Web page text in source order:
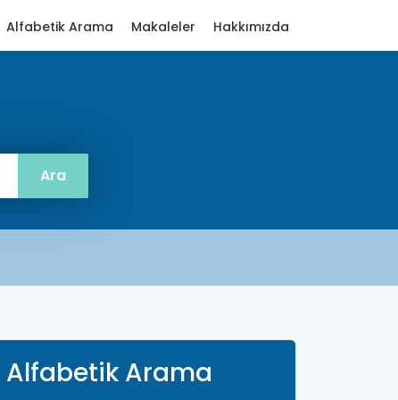
Alfabetik Arama Makaleler Hakkımızda
Alfabetik Arama